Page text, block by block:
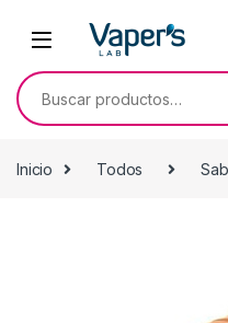
Inicio Todos